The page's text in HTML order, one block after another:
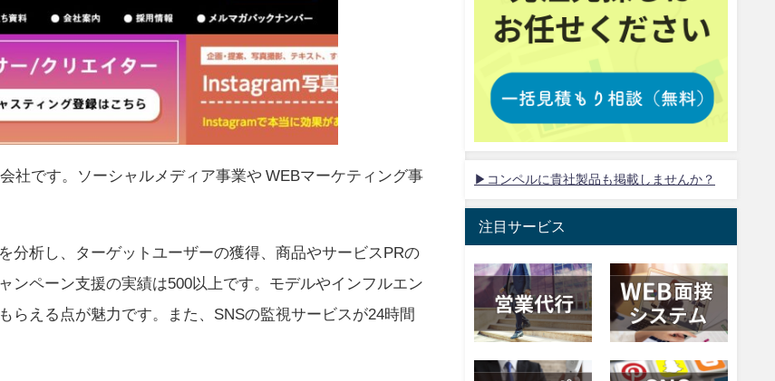
社です。ソーシャルメディア事業や WEBマーケティング事
分析し、ターゲットユーザーの獲得、商品やサービスPRの
ンペーン支援の実績は500以上です。モデルやインフルエン
える点が魅力です。また、SNSの監視サービスが24時間
▶コンペルに貴社製品も掲載しませんか？
注目サービス